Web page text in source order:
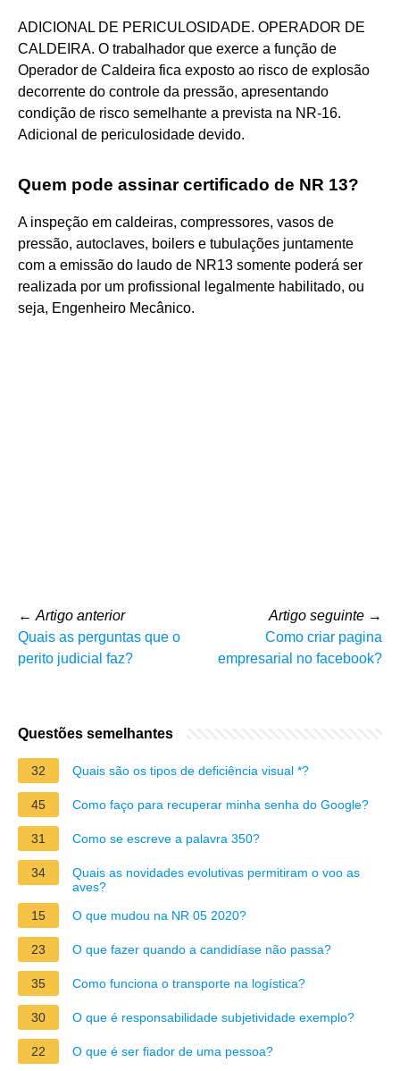
ADICIONAL DE PERICULOSIDADE. OPERADOR DE
CALDEIRA. O trabalhador que exerce a função de
Operador de Caldeira fica exposto ao risco de explosão
decorrente do controle da pressão, apresentando
condição de risco semelhante a prevista na NR-16.
Adicional de periculosidade devido.
Quem pode assinar certificado de NR 13?
A inspeção em caldeiras, compressores, vasos de
pressão, autoclaves, boilers e tubulações juntamente
com a emissão do laudo de NR13 somente poderá ser
realizada por um profissional legalmente habilitado, ou
seja, Engenheiro Mecânico.
← Artigo anterior
Quais as perguntas que o
perito judicial faz?
Artigo seguinte →
Como criar pagina
empresarial no facebook?
Questões semelhantes
32 Quais são os tipos de deficiência visual *?
45 Como faço para recuperar minha senha do Google?
31 Como se escreve a palavra 350?
34
Quais as novidades evolutivas permitiram o voo as
aves?
15
O que mudou na NR 05 2020?
23 O que fazer quando a candidíase não passa?
35 Como funciona o transporte na logística?
30 O que é responsabilidade subjetividade exemplo?
22 O que é ser fiador de uma pessoa?